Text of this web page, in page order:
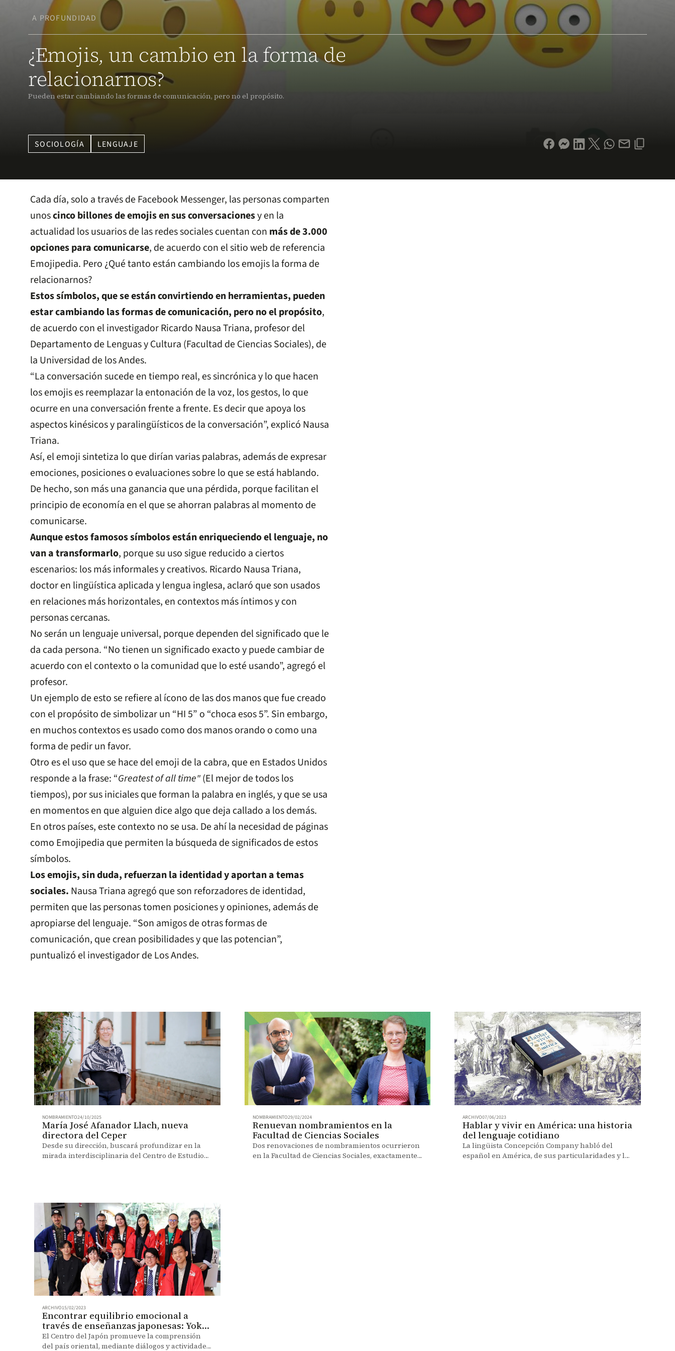
A PROFUNDIDAD
¿Emojis, un cambio en la forma de
relacionarnos?
Pueden estar cambiando las formas de comunicación, pero no el propósito.
SOCIOLOGÍA LENGUAJE
Cada día, solo a través de Facebook Messenger, las personas comparten
unoscinco billones de emojis en sus conversacionesy en la
actualidad los usuarios de las redes sociales cuentan con más de 3.000
opciones para comunicarse, de acuerdo con el sitio web de referencia
Emojipedia. Pero ¿Qué tanto están cambiando los emojis la forma de
relacionarnos?
Estos símbolos, que se están convirtiendo en herramientas, pueden
estar cambiando las formas de comunicación, pero no el propósito,
de acuerdo con el investigador Ricardo Nausa Triana, profesor del
Departamento de Lenguas y Cultura (Facultad de Ciencias Sociales), de
la Universidad de los Andes.
“La conversación sucede en tiempo real, es sincrónica y lo que hacen
los emojis es reemplazar la entonación de la voz, los gestos, lo que
ocurre en una conversación frente a frente. Es decir que apoya los
aspectos kinésicos y paralingüísticos de la conversación”, explicó Nausa
Triana.
Así, el emoji sintetiza lo que dirían varias palabras, además de expresar
emociones, posiciones o evaluaciones sobre lo que se está hablando.
De hecho, son más una ganancia que una pérdida, porque facilitan el
principio de economía en el que se ahorran palabras al momento de
comunicarse.
Aunque estos famosos símbolos están enriqueciendo el lenguaje, no
van a transformarlo, porque su uso sigue reducido a ciertos
escenarios: los más informales y creativos. Ricardo Nausa Triana,
doctor en lingüística aplicada y lengua inglesa, aclaró que son usados
en relaciones más horizontales, en contextos más íntimos y con
personas cercanas.
No serán un lenguaje universal, porque dependen del significado que le
da cada persona. “No tienen un significado exacto y puede cambiar de
acuerdo con el contexto o la comunidad que lo esté usando”, agregó el
profesor.
Un ejemplo de esto se refiere al ícono de las dos manos que fue creado
con el propósito de simbolizar un “HI 5” o “choca esos 5”. Sin embargo,
en muchos contextos es usado como dos manos orando o como una
forma de pedir un favor.
Otro es el uso que se hace del emoji de la cabra, que en Estados Unidos
responde a la frase: “Greatest of all time"(El mejor de todos los
tiempos), por sus iniciales que forman la palabra en inglés, y que se usa
en momentos en que alguien dice algo que deja callado a los demás.
En otros países, este contexto no se usa. De ahí la necesidad de páginas
como Emojipedia que permiten la búsqueda de significados de estos
símbolos.
Los emojis, sin duda, refuerzan la identidad y aportan a temas
sociales. Nausa Triana agregó que son reforzadores de identidad,
permiten que las personas tomen posiciones y opiniones, además de
apropiarse del lenguaje. “Son amigos de otras formas de
comunicación, que crean posibilidades y que las potencian”,
puntualizó el investigador de Los Andes.
NOMBRAMIENTO24/10/2025
María José Afanador Llach, nueva
directora del Ceper
Desde su dirección, buscará profundizar en la
mirada interdisciplinaria del Centro de Estudios
NOMBRAMIENTO29/02/2024
Renuevan nombramientos en la
Facultad de Ciencias Sociales
Dos renovaciones de nombramientos ocurrieron
en la Facultad de Ciencias Sociales, exactamente
ARCHIVO07/06/2023
Hablar y vivir en América: una historia
del lenguaje cotidiano
La lingüista Concepción Company habló del
español en América, de sus particularidades y la
ARCHIVO15/02/2023
Encontrar equilibrio emocional a
través de enseñanzas japonesas: Yokoi
Kenji
El Centro del Japón promueve la comprensión
del país oriental, mediante diálogos y actividades